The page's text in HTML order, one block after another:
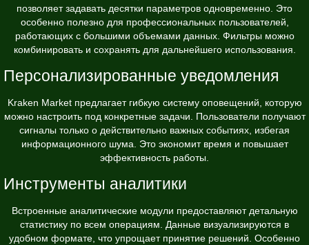
позволяет задавать десятки параметров одновременно. Это
особенно полезно для профессиональных пользователей,
работающих с большими объемами данных. Фильтры можно
комбинировать и сохранять для дальнейшего использования.
Персонализированные уведомления
Kraken Market предлагает гибкую систему оповещений, которую
можно настроить под конкретные задачи. Пользователи получают
сигналы только о действительно важных событиях, избегая
информационного шума. Это экономит время и повышает
эффективность работы.
Инструменты аналитики
Встроенные аналитические модули предоставляют детальную
статистику по всем операциям. Данные визуализируются в
удобном формате, что упрощает принятие решений. Особенно